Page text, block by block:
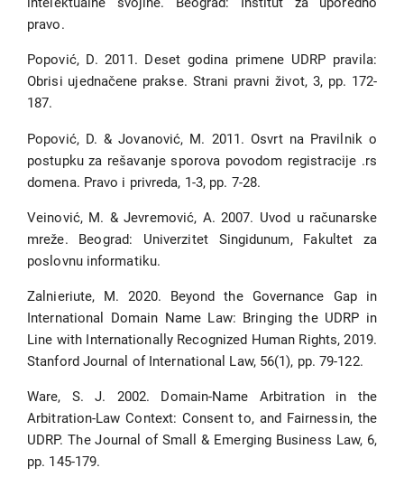
pravo.
Popović, D. 2011. Deset godina primene UDRP pravila:
Obrisi ujednačene prakse. Strani pravni život, 3, pp. 172-
187.
Popović, D. & Jovanović, M. 2011. Osvrt na Pravilnik o
postupku za rešavanje sporova povodom registracije .rs
domena. Pravo i privreda, 1-3, pp. 7-28.
Veinović, M. & Jevremović, A. 2007. Uvod u računarske
mreže. Beograd: Univerzitet Singidunum, Fakultet za
poslovnu informatiku.
Zalnieriute, M. 2020. Beyond the Governance Gap in
International Domain Name Law: Bringing the UDRP in
Line with Internationally Recognized Human Rights, 2019.
Stanford Journal of International Law, 56(1), pp. 79-122.
Ware, S. J. 2002. Domain-Name Arbitration in the
Arbitration-Law Context: Consent to, and Fairnessin, the
UDRP. The Journal of Small & Emerging Business Law, 6,
pp. 145-179.